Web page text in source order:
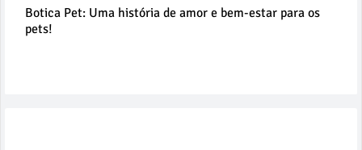
Botica Pet: Uma história de amor e bem-estar para os
pets!